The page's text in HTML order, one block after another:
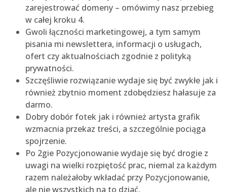
zarejestrować domeny – omówimy nasz przebieg
w całej kroku 4.
Gwoli łączności marketingowej, a tym samym
pisania mi newslettera, informacji o usługach,
ofert czy aktualnościach zgodnie z polityką
prywatności.
Szczęśliwie rozwiązanie wydaje się być zwykłe jak i
również zbytnio moment zdobędziesz hałasuje za
darmo.
Dobry dobór fotek jak i również artysta grafik
wzmacnia przekaz treści, a szczególnie pociąga
spojrzenie.
Po 2gie Pozycjonowanie wydaje się być drogie z
uwagi na wielki rozpiętość prac, niemal za każdym
razem należałoby wkładać przy Pozycjonowanie,
ale nie wszystkich na to dziać.